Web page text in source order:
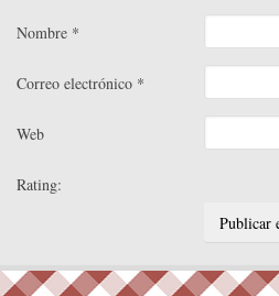
Nombre *
Correo electrónico *
Web
Rating: